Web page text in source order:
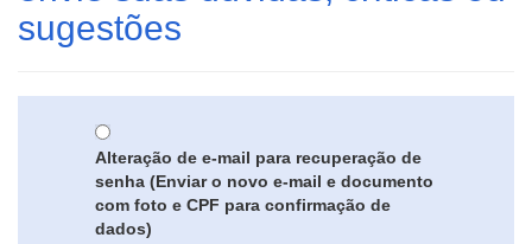
sugestões
Alteração de e-mail para recuperação de
senha (Enviar o novo e-mail e documento
com foto e CPF para confirmação de
dados)